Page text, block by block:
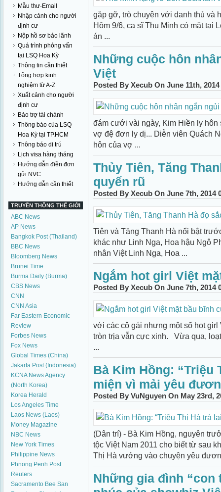
Mẫu thư-Email
Nhập cảnh cho người
định cư
Nộp hồ sơ bảo lãnh
Quá trình phỏng vấn
tại LSQ Hoa Kỳ
Thông tin cần thiết
Tổng hợp kinh
nghiệm từ A-Z
Xuất cảnh cho người
định cư
Bảo trợ tài chánh
Thông báo của LSQ
Hoa Kỳ tại TP.HCM
Thông báo di trú
Lịch visa hàng tháng
Hướng dẫn điền đơn
gửi NVC
Hướng dẫn cần thiết
TRUYỀN THÔNG THẾ GIỚI
ABC News
AP News
Bangkok Post (Thailand)
BBC News
Bloomberg News
Brunei Time
Burma Daily (Burma)
CBS News
CNN
CNN Asia
Far Eastern Economic
Review
Forbes News
Fox News
Global Times (China)
Jakarta Post (Indonesia)
KCNA News Agency
(North Korea)
Korea Herald
Los Angeles Time
Laos News (Laos)
Money Magazine
NBC News
New York Times
Philippine News
Phnong Penh Post
Reuters
Sacramento Bee San
gặp gỡ, trò chuyện với danh thủ và
Hôm 9/6, ca sĩ Thu Minh có mặt tại
án ...
Những cuộc hôn
Việt
Posted By Xecub On June 11th,
đám cưới vài ngày, Kim Hiền ly
vợ đệ đơn ly dị... Diễn viên Quách
hôn của vợ ...
Thủy Tiên, Tăng
quyến rũ
Posted By Xecub On June 7th, 2014
Tiên và Tăng Thanh Hà nổi bật
khác như Linh Nga, Hoa hậu Ngô
nhân Việt Linh Nga, Hoa ...
Ngắm hot girl Việt
Posted By Xecub On June 7th, 2014
với các cô gái nhưng một số hot
tròn trịa vẫn cực xinh. Vừa qua,
...
Bà Kim Hồng:
miện vì mải yêu
Posted By VuNguyen On May 23rd,
(Dân trí) - Bà Kim Hồng, nguyên
tộc Việt Nam 2011 cho biết từ sau
Thị Hà vướng vào chuyện yêu
Những gia đình “con